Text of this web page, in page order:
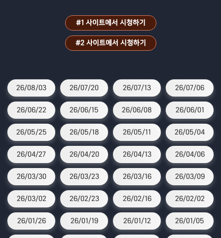
#1 사이트에서 시청하기
#2 사이트에서 시청하기
26/08/03 26/07/20 26/07/13 26/07/06
26/06/22 26/06/15 26/06/08 26/06/01
26/05/25 26/05/18 26/05/11 26/05/04
26/04/27 26/04/20 26/04/13 26/04/06
26/03/30 26/03/23 26/03/16 26/03/09
26/03/02 26/02/23 26/02/16 26/02/02
26/01/26 26/01/19 26/01/12 26/01/05